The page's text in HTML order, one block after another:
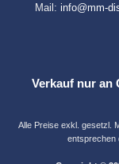
Mail: info@mm-
Verkauf nur an
Alle Preise exkl. gesetzl.
entsprechen